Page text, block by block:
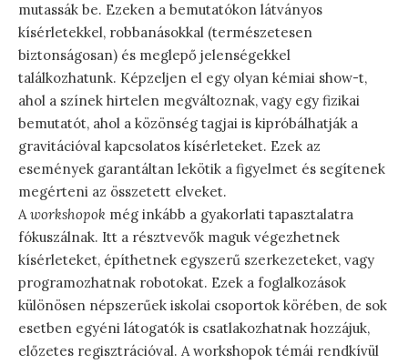
mutassák be. Ezeken a bemutatókon látványos
kísérletekkel, robbanásokkal (természetesen
biztonságosan) és meglepő jelenségekkel
találkozhatunk. Képzeljen el egy olyan kémiai show-t,
ahol a színek hirtelen megváltoznak, vagy egy fizikai
bemutatót, ahol a közönség tagjai is kipróbálhatják a
gravitációval kapcsolatos kísérleteket. Ezek az
események garantáltan lekötik a figyelmet és segítenek
megérteni az összetett elveket.
Aworkshopok még inkább a gyakorlati tapasztalatra
fókuszálnak. Itt a résztvevők maguk végezhetnek
kísérleteket, építhetnek egyszerű szerkezeteket, vagy
programozhatnak robotokat. Ezek a foglalkozások
különösen népszerűek iskolai csoportok körében, de sok
esetben egyéni látogatók is csatlakozhatnak hozzájuk,
előzetes regisztrációval. A workshopok témái rendkívül